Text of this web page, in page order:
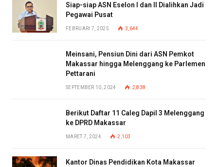
Siap-siap ASN Eselon I dan II Dialihkan Jadi
Pegawai Pusat
FEBRUARI 7, 2025 3,644
Meinsani, Pensiun Dini dari ASN Pemkot
Makassar hingga Melenggang ke Parlemen
Pettarani
SEPTEMBER 10, 2024 2,838
Berikut Daftar 11 Caleg Dapil 3 Melenggang
ke DPRD Makassar
MARET 7, 2024 2,103
Kantor Dinas Pendidikan Kota Makassar